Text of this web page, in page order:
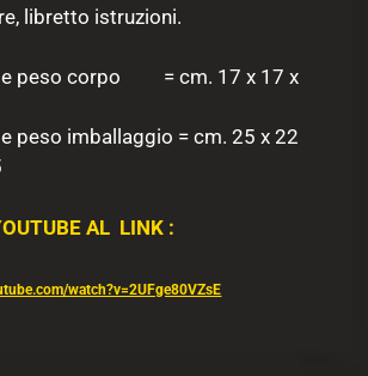
libretto istruzioni.
e peso corpo = cm. 17 x 17 x
peso imballaggio = cm. 25 x 22
AL LINK :
watch?v=2UFge80VZsE